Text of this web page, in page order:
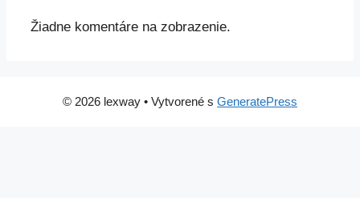
Žiadne komentáre na zobrazenie.
© 2026 lexway • Vytvorené s GeneratePress